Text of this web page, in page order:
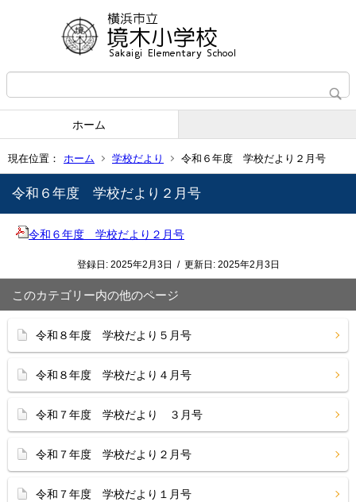
ホーム
現在位置： ホーム 学校だより 令和６年度 学校だより２月号
令和６年度 学校だより２月号
令和６年度 学校だより２月号
登録日: 2025年2月3日 / 更新日: 2025年2月3日
このカテゴリー内の他のページ
令和８年度 学校だより５月号
令和８年度 学校だより４月号
令和７年度 学校だより ３月号
令和７年度 学校だより２月号
令和７年度 学校だより１月号